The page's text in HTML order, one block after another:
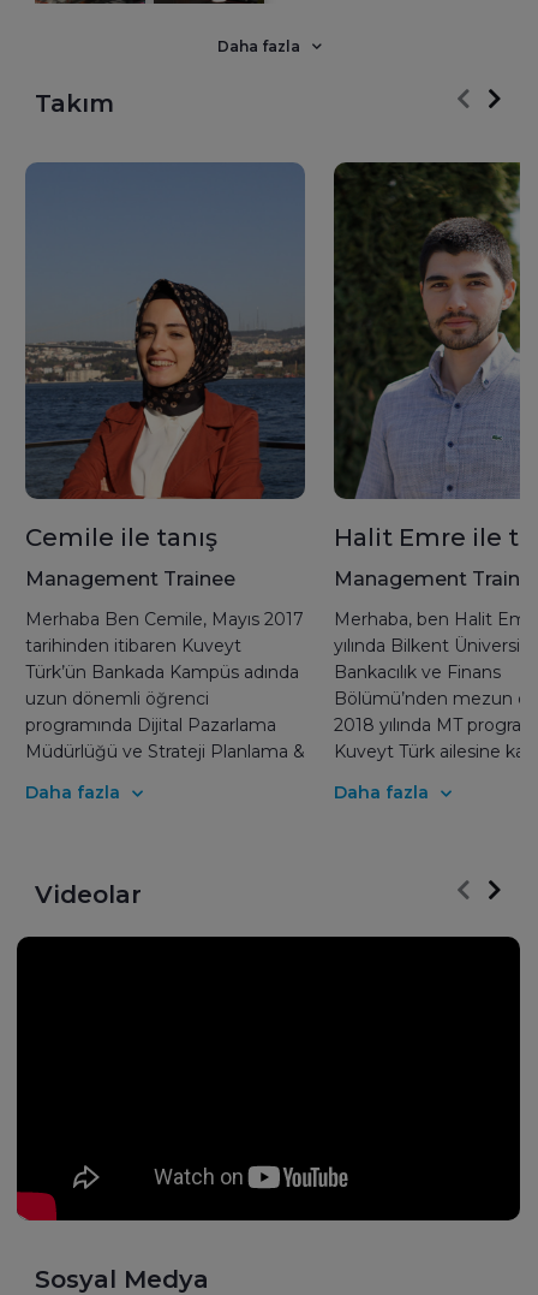
istikrarlı, güvenilir, kaliteli ve süratli hizmet sunmayı,
tutmayı kendisine ilke edinmiştir.
Yurt içinde ve yurt dışında şubeleri ve muhabir bankaları
yatırımcılarının ayağına götürebilmenin gururunu
Daha fazla
Takım
Cemile ile tanış
Management Trainee
Merhaba Ben Cemile, Mayıs 2017
tarihinden itibaren Kuveyt
Türk’ün Bankada Kampüs adında
uzun dönemli öğrenci
programında Dijital Pazarlama
Müdürlüğü ve Strateji Planlama &
Müdürlüğü’nde görev aldım.
hayatıma başlarken büyük
kazanımlar elde ettim. 2018
Haziran’da Galatasaray
Daha fazla
Halit Emre ile
Management
Merhaba, ben Halit
yılında Bilkent
Bankacılık ve Finans
Bölümü’nden mezun
2018 yılında MT
Kuveyt Türk ailesine
biriminde görev
çalışmalarının
program ve kampanya
Daha fazla
Videolar
Sosyal Medya